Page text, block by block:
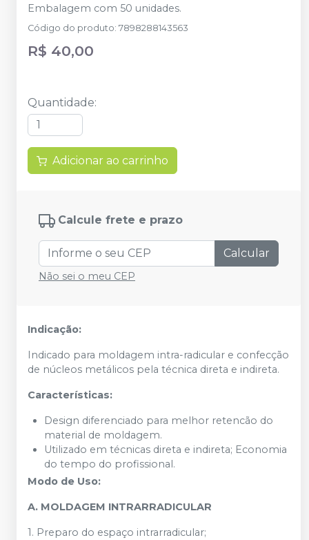
Embalagem com 50 unidades.
Código do produto: 7898288143563
R$ 40,00
Quantidade:
Adicionar ao carrinho
Calcule frete e prazo
Calcular
Não sei o meu CEP
Indicação:
Indicado para moldagem intra-radicular e confecção
de núcleos metálicos pela técnica direta e indireta.
Características:
Design diferenciado para melhor retencão do
material de moldagem.
Utilizado em técnicas direta e indireta; Economia
do tempo do profissional.
Modo de Uso:
A. MOLDAGEM INTRARRADICULAR
1. Preparo do espaço intrarradicular;